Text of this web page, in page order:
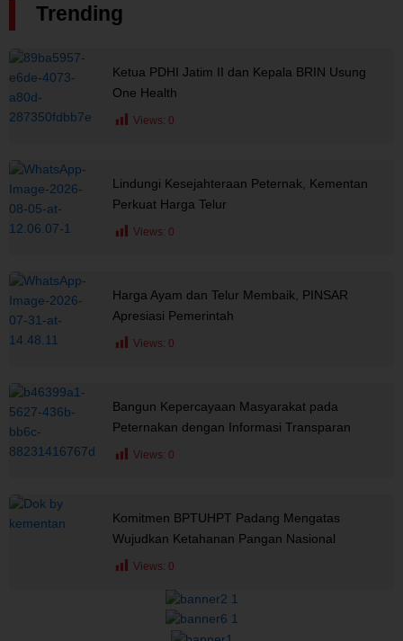
Trending
Ketua PDHI Jatim II dan Kepala BRIN Usung
One Health
Views: 0
Lindungi Kesejahteraan Peternak, Kementan
Perkuat Harga Telur
Views: 0
Harga Ayam dan Telur Membaik, PINSAR
Apresiasi Pemerintah
Views: 0
Bangun Kepercayaan Masyarakat pada
Peternakan dengan Informasi Transparan
Views: 0
Komitmen BPTUHPT Padang Mengatas
Wujudkan Ketahanan Pangan Nasional
Views: 0